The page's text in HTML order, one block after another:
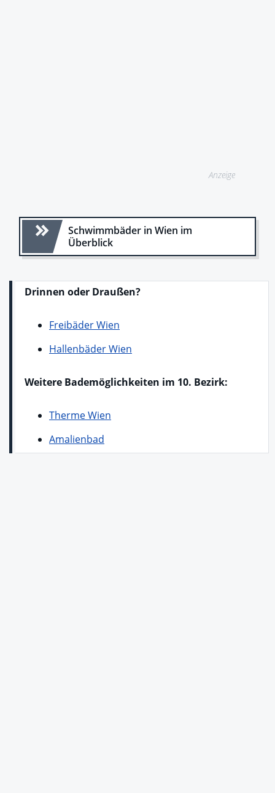
Anzeige
Schwimmbäder in Wien im
Überblick
Drinnen oder Draußen?
Freibäder Wien
Hallenbäder Wien
Weitere Bademöglichkeiten im 10. Bezirk:
Therme Wien
Amalienbad